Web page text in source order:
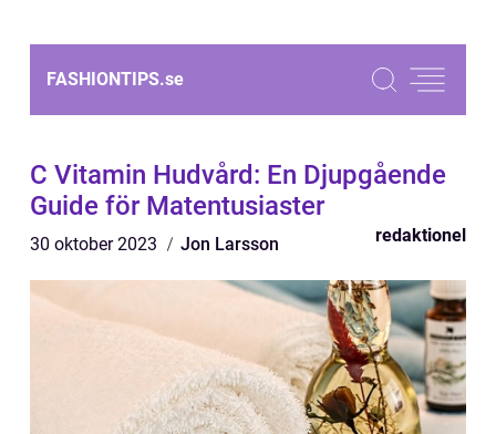
FASHIONTIPS.se
C Vitamin Hudvård: En Djupgående
Guide för Matentusiaster
30 oktober 2023 Jon Larsson redaktionel